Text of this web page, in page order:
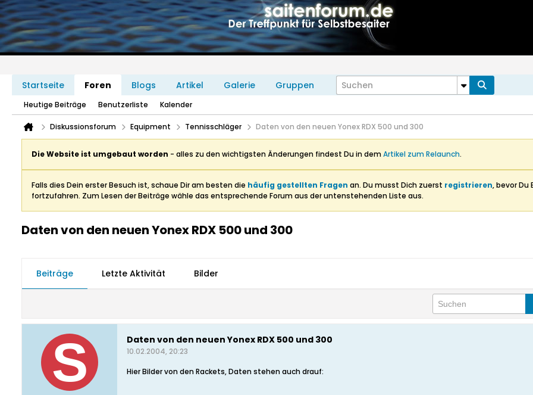
Startseite Foren Blogs Artikel Galerie Gruppen
Heutige Beiträge Benutzerliste Kalender
Diskussionsforum Equipment Tennisschläger Daten von den neuen Yonex RDX 500 und 300
Die Website ist umgebaut worden - alles zu den wichtigsten Änderungen findest Du in demArtikel zum Relaunch.
Falls dies Dein erster Besuch ist, schaue Dir am besten die häufig gestellten Fragen an. Du musst Dich zuerst registrieren, bevor Du
fortzufahren. Zum Lesen der Beiträge wähle das entsprechende Forum aus der untenstehenden Liste aus.
Daten von den neuen Yonex RDX 500 und 300
Beiträge Letzte Aktivität Bilder
Daten von den neuen Yonex RDX 500 und 300
10.02.2004, 20:23
Hier Bilder von den Rackets, Daten stehen auch drauf: